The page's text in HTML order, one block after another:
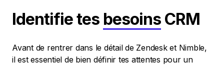
Identifie tes besoins CRM
Avant de rentrer dans le détail de Zendesk et Nimble,
il est essentiel de bien définir tes attentes pour un